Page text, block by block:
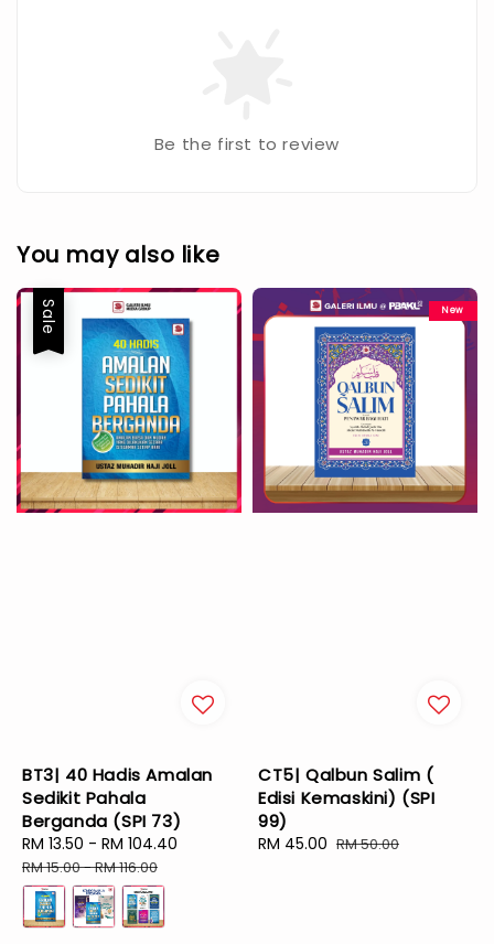
Be the first to review
You may also like
Sale
BT3| 40 Hadis Amalan
Sedikit Pahala
Berganda (SPI 73)
Sale
price
RM 13.50 - RM 104.40
RM 15.00-RM 116.00
New
CT5| Qalbun Salim (
Edisi Kemaskini) (SPI
99)
Sale
RM 45.00 Regular
RM 50.00